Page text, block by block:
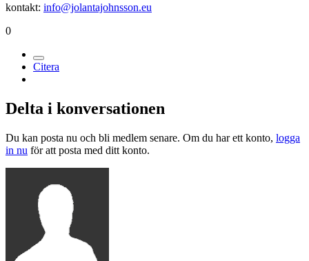
kontakt: info@jolantajohnsson.eu
0
Citera
Delta i konversationen
Du kan posta nu och bli medlem senare. Om du har ett konto, logga
in nu för att posta med ditt konto.